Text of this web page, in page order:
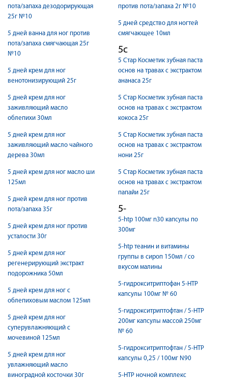
пота/запаха дезодорирующая
25г №10
5 дней ванна для ног против
пота/запаха смягчающая 25г
№10
5 дней крем для ног
венотонизирующий 25г
5 дней крем для ног
заживляющий масло
облепихи 30мл
5 дней крем для ног
заживляющий масло чайного
дерева 30мл
5 дней крем для ног масло ши
125мл
5 дней крем для ног против
пота/запаха 35г
5 дней крем для ног против
усталости 30г
5 дней крем для ног
регенерирующий экстракт
подорожника 50мл
5 дней крем для ног с
облепиховым маслом 125мл
5 дней крем для ног
суперувлажняющий с
мочевиной 125мл
5 дней крем для ног
увлажняющий масло
виноградной косточки 30г
против пота/запаха 2г №10
5 дней средство для ногтей
смягчающее 10мл
5с
5 Стар Косметик зубная паста
основ на травах с экстрактом
ананаса 25г
5 Стар Косметик зубная паста
основ на травах с экстрактом
кокоса 25г
5 Стар Косметик зубная паста
основ на травах с экстрактом
нони 25г
5 Стар Косметик зубная паста
основ на травах с экстрактом
папайи 25г
5-
5-htp 100мг n30 капсулы по
300мг
5-htp теанин и витамины
группы в сироп 150мл / со
вкусом малины
5-гидрокситриптофан 5-HTP
капсулы 100мг № 60
5-гидрокситриптофтан / 5-HTP
200мг капсулы массой 250мг
№ 60
5-гидрокситриптофтан / 5-HTP
капсулы 0,25 / 100мг N90
5-НТР ночной комплекс